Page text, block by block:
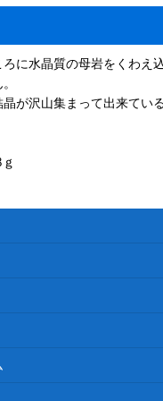
に水晶質の母岩をくわえ
が沢山集まって出来てい